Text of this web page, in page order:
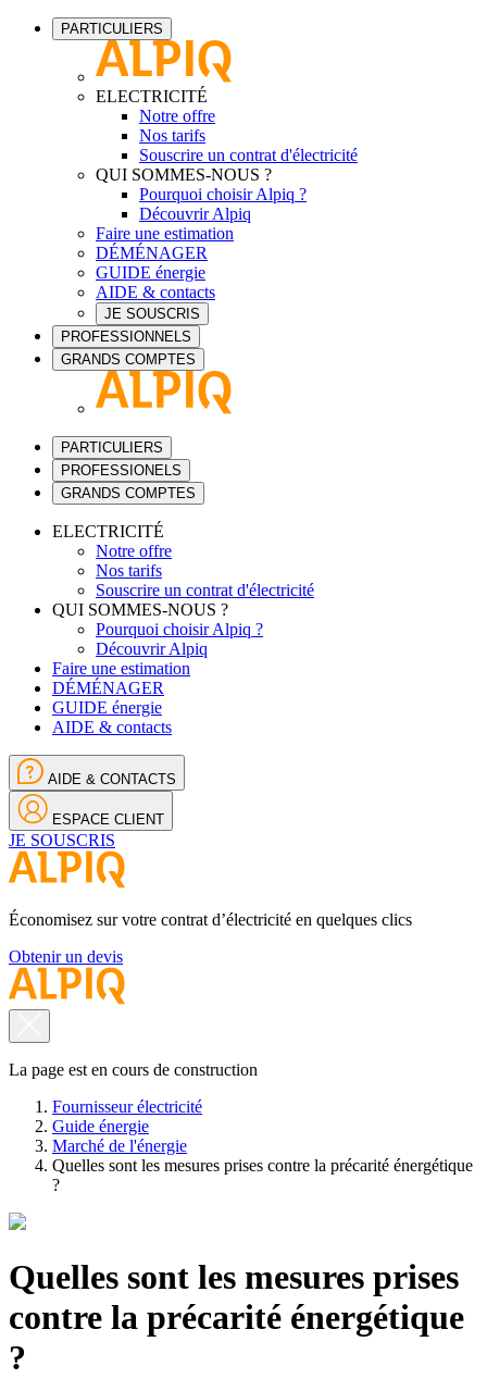
PARTICULIERS
ELECTRICITÉ
Notre offre
Nos tarifs
Souscrire un contrat d'électricité
QUI SOMMES-NOUS ?
Pourquoi choisir Alpiq ?
Découvrir Alpiq
Faire une estimation
DÉMÉNAGER
GUIDE énergie
AIDE & contacts
JE SOUSCRIS
PROFESSIONNELS
GRANDS COMPTES
PARTICULIERS
PROFESSIONELS
GRANDS COMPTES
ELECTRICITÉ
Notre offre
Nos tarifs
Souscrire un contrat d'électricité
QUI SOMMES-NOUS ?
Pourquoi choisir Alpiq ?
Découvrir Alpiq
Faire une estimation
DÉMÉNAGER
GUIDE énergie
AIDE & contacts
AIDE & CONTACTS
ESPACE CLIENT
JE SOUSCRIS
Économisez sur votre contrat d’électricité en quelques clics
Obtenir un devis
La page est en cours de construction
Fournisseur électricité
Guide énergie
Marché de l'énergie
Quelles sont les mesures prises contre la précarité énergétique
?
Quelles sont les mesures prises
contre la précarité énergétique
?